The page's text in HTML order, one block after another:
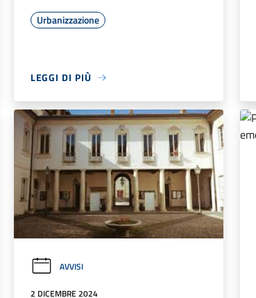
Urbanizzazione
LEGGI DI PIÙ
AVVISI
2 DICEMBRE 2024